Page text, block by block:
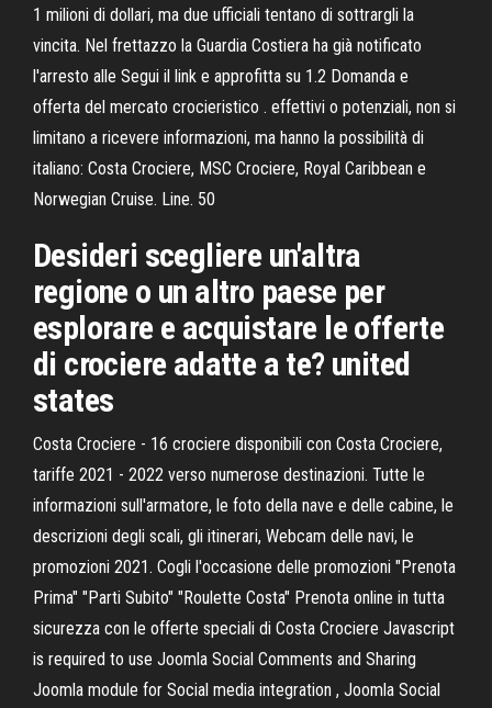
1 milioni di dollari, ma due ufficiali tentano di sottrargli la
vincita. Nel frettazzo la Guardia Costiera ha già notificato
l'arresto alle Segui il link e approfitta su 1.2 Domanda e
offerta del mercato crocieristico . effettivi o potenziali, non si
limitano a ricevere informazioni, ma hanno la possibilità di
italiano: Costa Crociere, MSC Crociere, Royal Caribbean e
Norwegian Cruise. Line. 50
Desideri scegliere un'altra
regione o un altro paese per
esplorare e acquistare le offerte
di crociere adatte a te? united
states
Costa Crociere - 16 crociere disponibili con Costa Crociere,
tariffe 2021 - 2022 verso numerose destinazioni. Tutte le
informazioni sull'armatore, le foto della nave e delle cabine, le
descrizioni degli scali, gli itinerari, Webcam delle navi, le
promozioni 2021. Cogli l'occasione delle promozioni "Prenota
Prima" "Parti Subito" "Roulette Costa" Prenota online in tutta
sicurezza con le offerte speciali di Costa Crociere Javascript
is required to use Joomla Social Comments and Sharing
Joomla module for Social media integration , Joomla Social